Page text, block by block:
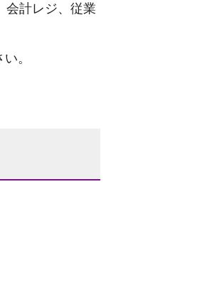
会計レジ、従業
。